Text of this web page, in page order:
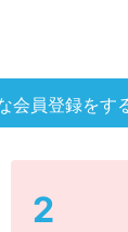
会員登録をす
2